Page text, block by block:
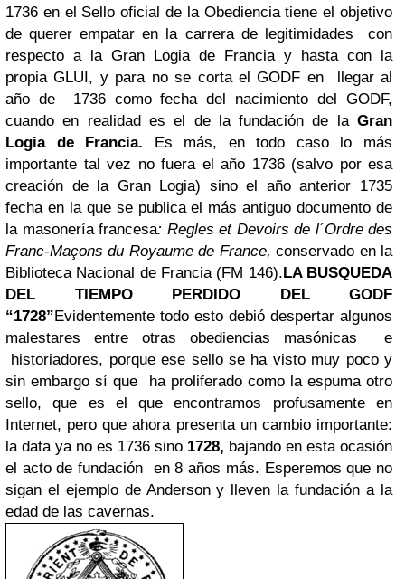
1736 en el Sello oficial de la Obediencia tiene el objetivo
de querer empatar en la carrera de legitimidades con
respecto a la Gran Logia de Francia y hasta con la
propia GLUI, y para no se corta el GODF en llegar al
año de 1736 como fecha del nacimiento del GODF,
cuando en realidad es el de la fundación de la Gran
Logia de Francia. Es más, en todo caso lo más
importante tal vez no fuera el año 1736 (salvo por esa
creación de la Gran Logia) sino el año anterior 1735
fecha en la que se publica el más antiguo documento de
la masonería francesa: Regles et Devoirs de l´Ordre des
Franc-Maçons du Royaume de France, conservado en la
Biblioteca Nacional de Francia (FM 146).LA BUSQUEDA
DEL TIEMPO PERDIDO DEL GODF
“1728”Evidentemente todo esto debió despertar algunos
malestares entre otras obediencias masónicas e
historiadores, porque ese sello se ha visto muy poco y
sin embargo sí que ha proliferado como la espuma otro
sello, que es el que encontramos profusamente en
Internet, pero que ahora presenta un cambio importante:
la data ya no es 1736 sino 1728, bajando en esta ocasión
el acto de fundación en 8 años más. Esperemos que no
sigan el ejemplo de Anderson y lleven la fundación a la
edad de las cavernas.